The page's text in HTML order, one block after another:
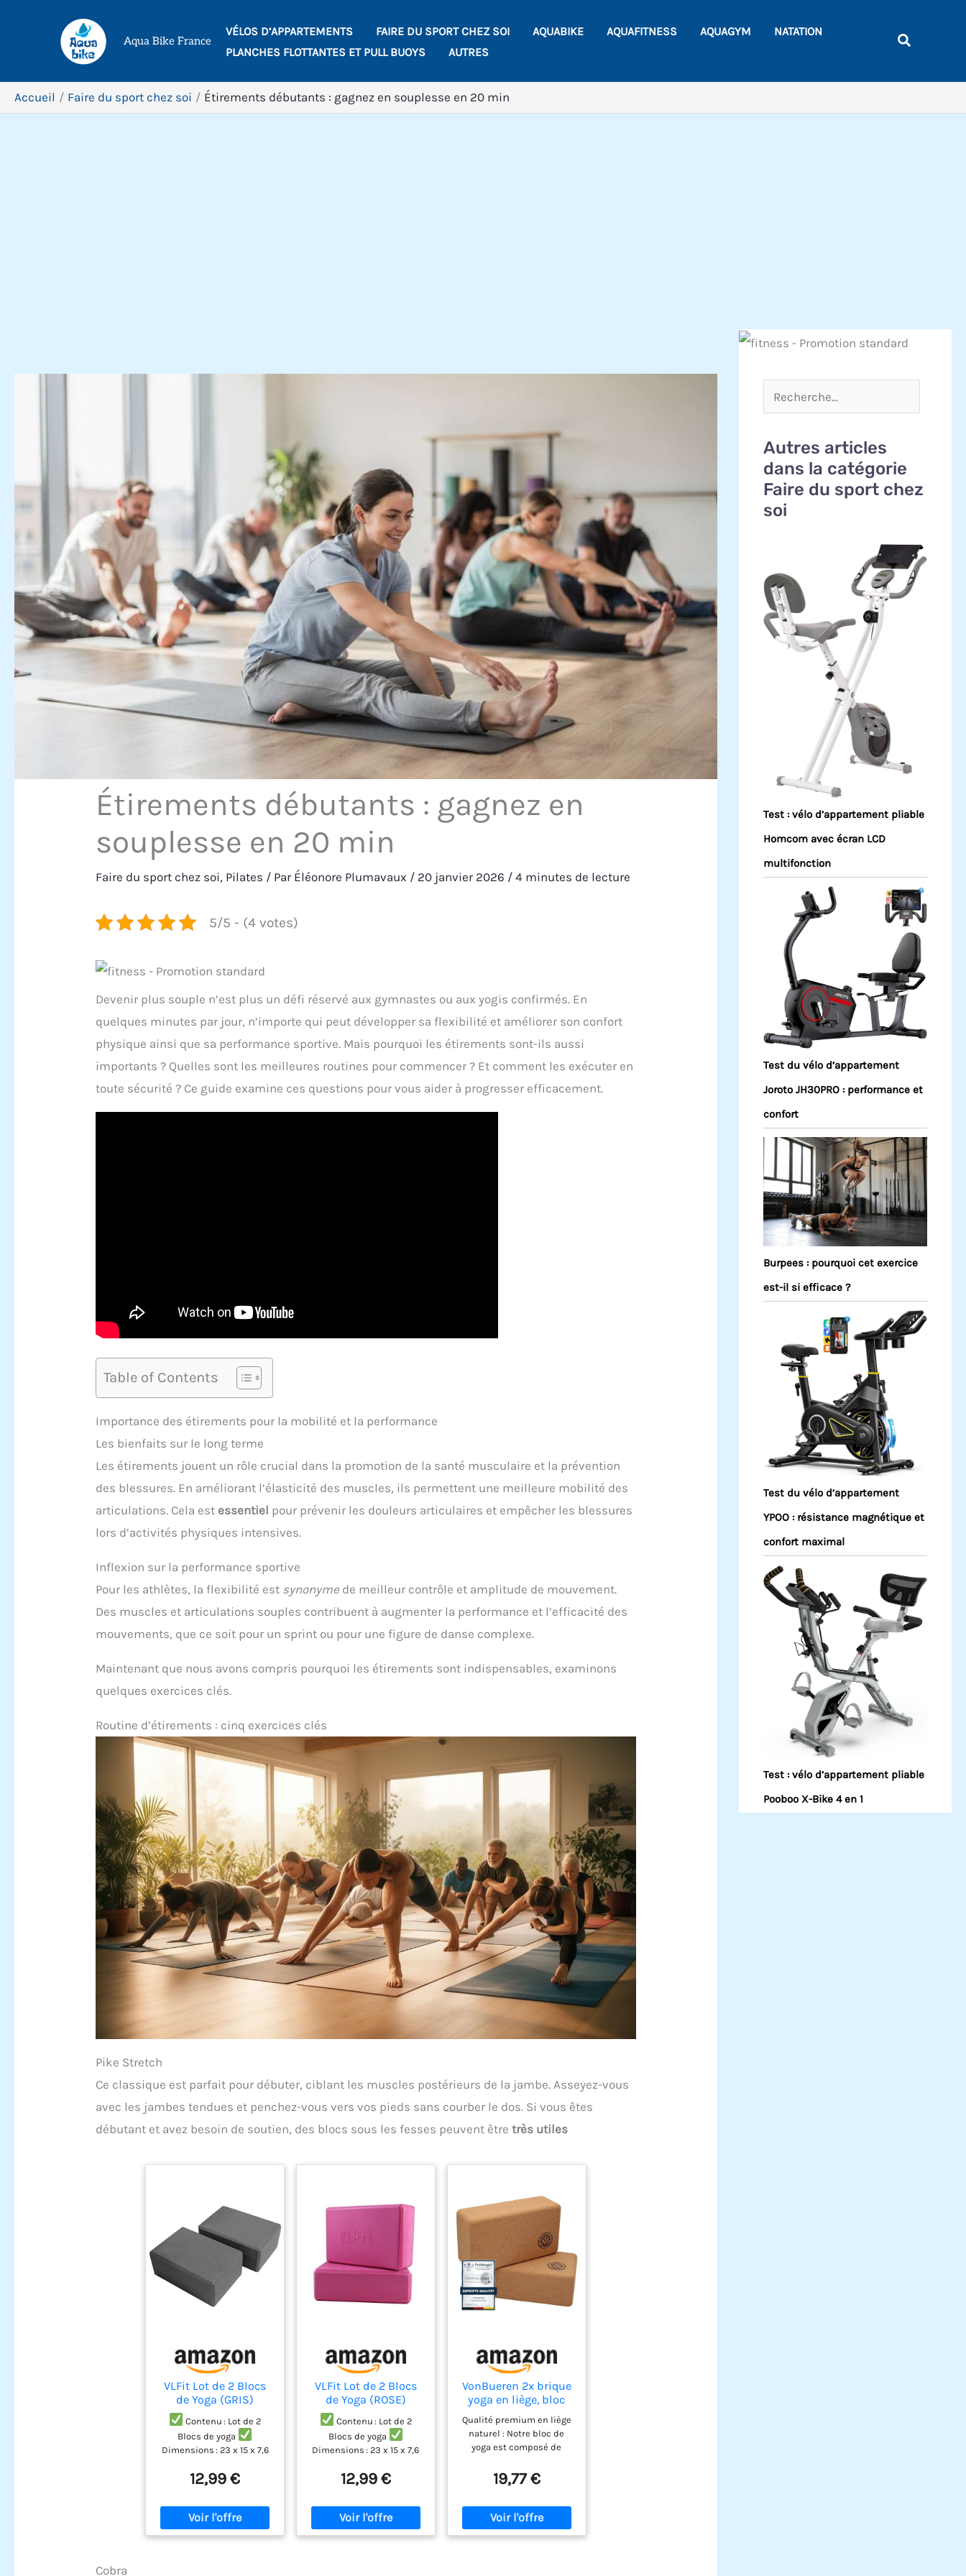
Aqua Bike France
VÉLOS D’APPARTEMENTS FAIRE DU SPORT CHEZ SOI AQUABIKE AQUAFITNESS AQUAGYM
NATATION
PLANCHES FLOTTANTES ET PULL BUOYS
AUTRES
Accueil Faire du sport chez soi Étirements débutants : gagnez en souplesse en 20 min
Étirements débutants : gagnez en
souplesse en 20 min
Faire du sport chez soi, Pilates / Par Éléonore Plumavaux / 20 janvier 2026 /4 minutes de lecture
5/5 - (4 votes)
Devenir plus souple n’est plus un défi réservé aux gymnastes ou aux yogis confirmés. En
quelques minutes par jour, n’importe qui peut développer sa flexibilité et améliorer son confort
physique ainsi que sa performance sportive. Mais pourquoi les étirements sont-ils aussi
importants ? Quelles sont les meilleures routines pour commencer ? Et comment les exécuter en
toute sécurité ? Ce guide examine ces questions pour vous aider à progresser efficacement.
Table of Contents
Importance des étirements pour la mobilité et la performance
Les bienfaits sur le long terme
Les étirements jouent un rôle crucial dans la promotion de la santé musculaire et la prévention
des blessures. En améliorant l’élasticité des muscles, ils permettent une meilleure mobilité des
articulations. Cela est essentiel pour prévenir les douleurs articulaires et empêcher les blessures
lors d’activités physiques intensives.
Inflexion sur la performance sportive
Pour les athlètes, la flexibilité est synonyme de meilleur contrôle et amplitude de mouvement.
Des muscles et articulations souples contribuent à augmenter la performance et l’efficacité des
mouvements, que ce soit pour un sprint ou pour une figure de danse complexe.
Maintenant que nous avons compris pourquoi les étirements sont indispensables, examinons
quelques exercices clés.
Routine d’étirements : cinq exercices clés
Pike Stretch
Ce classique est parfait pour débuter, ciblant les muscles postérieurs de la jambe. Asseyez-vous
avec les jambes tendues et penchez-vous vers vos pieds sans courber le dos. Si vous êtes
débutant et avez besoin de soutien, des blocs sous les fesses peuvent êtretrès utiles
VLFit Lot de 2 Blocs
de Yoga (GRIS)
Contenu : Lot de 2
Blocs de yoga
Dimensions : 23 x 15 x 7,6
Épaisseur)
En mousse
une durabilité
Structure solide et la
stabilité de la surface
12,99 €
VLFit Lot de 2 Blocs
de Yoga (ROSE)
Contenu : Lot de 2
Blocs de yoga
Dimensions : 23 x 15 x 7,6
Épaisseur)
En mousse
une durabilité
Structure solide et la
stabilité de la surface
12,99 €
VonBueren 2x brique
yoga en liège, bloc
yoga, yoga block, 22 x
12 x 7,5 cm
Qualité premium en liège
naturel : Notre bloc de
yoga est composé de
haute qualité dans un
emballage sans plastique.
exercice : avec des
dimensions de 22 x 12 x
7,5 cm et des bords
19,77 €
Cobra
Autres articles
dans la catégorie
Faire du sport chez
soi
Test : vélo d’appartement pliable
Homcom avec écran LCD
multifonction
Test du vélo d’appartement
Joroto JH30PRO : performance et
confort
Burpees : pourquoi cet exercice
est-il si efficace ?
Test du vélo d’appartement
YPOO : résistance magnétique et
confort maximal
Test : vélo d’appartement pliable
Pooboo X-Bike 4 en 1